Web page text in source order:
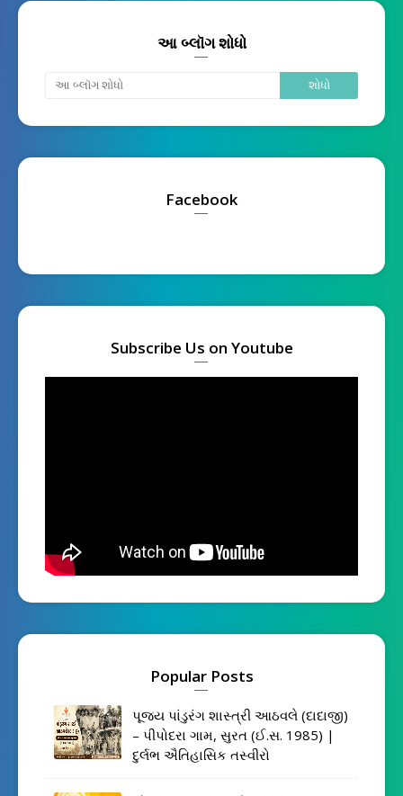
આ બ્લૉગ શોધો
Facebook
Subscribe Us on Youtube
Popular Posts
પૂજ્ય પાંડુરંગ શાસ્ત્રી આઠવલે (દાદાજી)
– પીપોદરા ગામ, સુરત (ઈ.સ. 1985) |
દુર્લભ ઐતિહાસિક તસ્વીરો